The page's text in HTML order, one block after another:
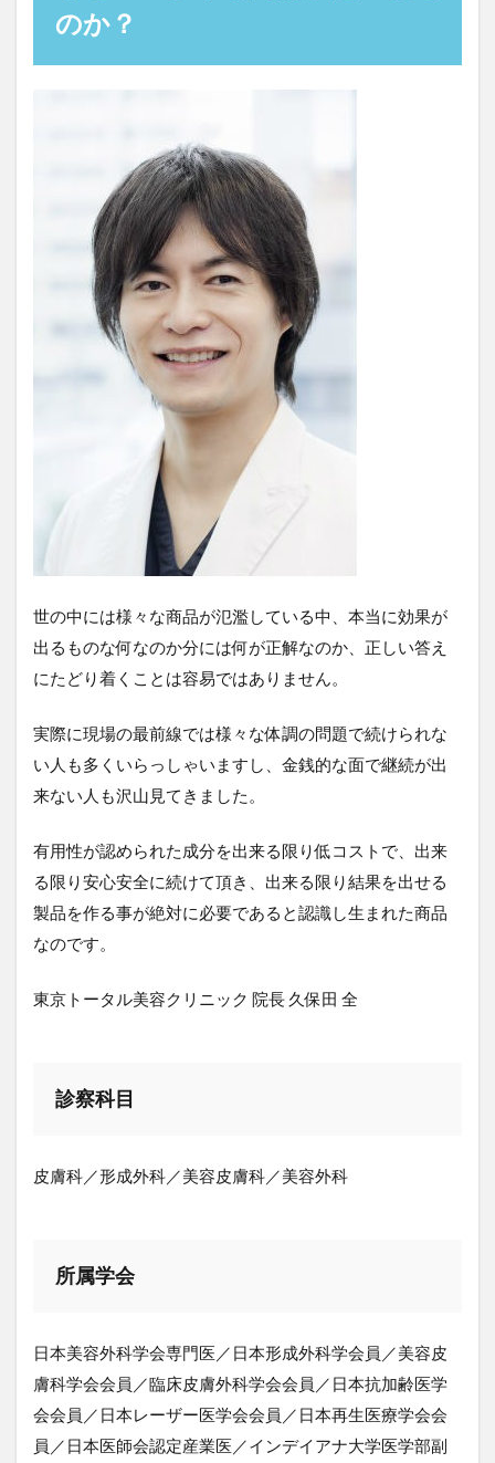
のか？
世の中には様々な商品が氾濫している中、本当に効果が
出るものな何なのか分には何が正解なのか、正しい答え
にたどり着くことは容易ではありません。
実際に現場の最前線では様々な体調の問題で続けられな
い人も多くいらっしゃいますし、金銭的な面で継続が出
来ない人も沢山見てきました。
有用性が認められた成分を出来る限り低コストで、出来
る限り安心安全に続けて頂き、出来る限り結果を出せる
製品を作る事が絶対に必要であると認識し生まれた商品
なのです。
東京トータル美容クリニック 院長 久保田 全
診察科目
皮膚科／形成外科／美容皮膚科／美容外科
所属学会
日本美容外科学会専門医／日本形成外科学会員／美容皮
膚科学会会員／臨床皮膚外科学会会員／日本抗加齢医学
会会員／日本レーザー医学会会員／日本再生医療学会会
員／日本医師会認定産業医／インデイアナ大学医学部副